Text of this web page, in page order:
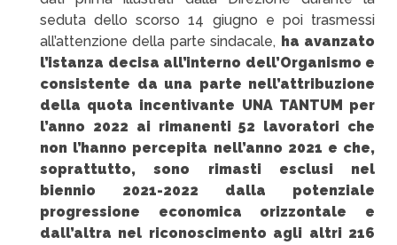
seduta dello scorso 14 giugno e poi trasmessi
all’attenzione della parte sindacale, ha avanzato
l’istanza decisa all’interno dell’Organismo e
consistente da una parte nell’attribuzione
della quota incentivante UNA TANTUM per
l’anno 2022 ai rimanenti 52 lavoratori che
non l’hanno percepita nell’anno 2021 e che,
soprattutto, sono rimasti esclusi nel
biennio 2021-2022 dalla potenziale
progressione economica orizzontale e
dall’altra nel riconoscimento agli altri 216